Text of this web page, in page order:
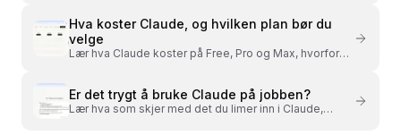
Hva koster Claude, og hvilken plan bør du
velge
Lær hva Claude koster på Free, Pro og Max, hvorfor
Er det trygt å bruke Claude på jobben?
Lær hva som skjer med det du limer inn i Claude,